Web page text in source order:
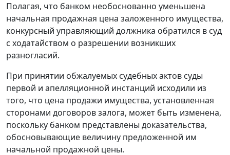
Полагая, что банком необоснованно уменьшена
начальная продажная цена заложенного имущества,
конкурсный управляющий должника обратился в суд
с ходатайством о разрешении возникших
разногласий.
При принятии обжалуемых судебных актов суды
первой и апелляционной инстанций исходили из
того, что цена продажи имущества, установленная
сторонами договоров залога, может быть изменена,
поскольку банком представлены доказательства,
обосновывающие величину предложенной им
начальной продажной цены.